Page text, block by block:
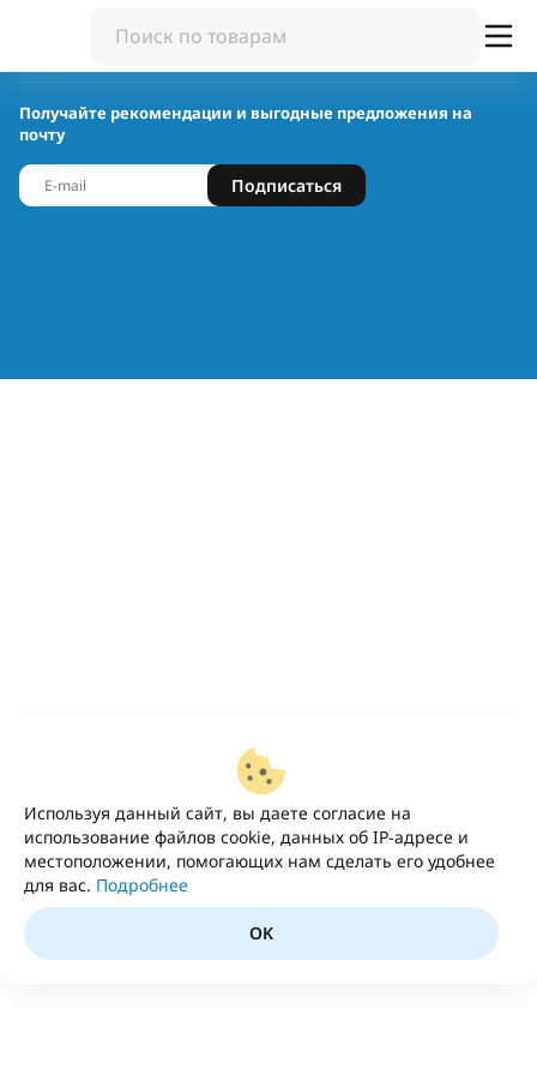
Используя данный сайт, вы даете согласие на
использование файлов cookie, данных об IP-адресе и
местоположении, помогающих нам сделать его удобнее
для вас. Подробнее
OK
Получайте рекомендации и выгодные предложения на
почту
Подписаться